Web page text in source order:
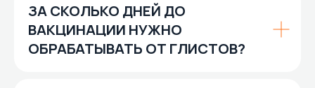
ЗА СКОЛЬКО ДНЕЙ ДО
ВАКЦИНАЦИИ НУЖНО
ОБРАБАТЫВАТЬ ОТ ГЛИСТОВ?